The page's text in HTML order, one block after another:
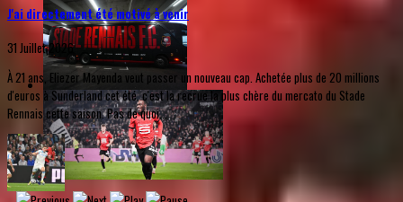
J'ai directement été motivé à venir
31 Juillet 2026
À 21 ans, Eliezer Mayenda veut passer un nouveau cap. Achetée plus de 20 millions
d'euros à Sunderland cet été, c'est la recrue la plus chère du mercato du Stade
Rennais cette saison. Pas de quoi...